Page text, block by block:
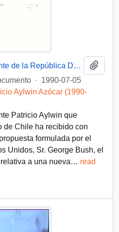
Declaración del Presidente de la República Don Patricio Aylwin
· 1990-07-05
Aylwin Azócar (1990-
Patricio Aylwin que
de Chile ha recibido con
formulada por el
Unidos, Sr. George Bush, el
a una nueva… read